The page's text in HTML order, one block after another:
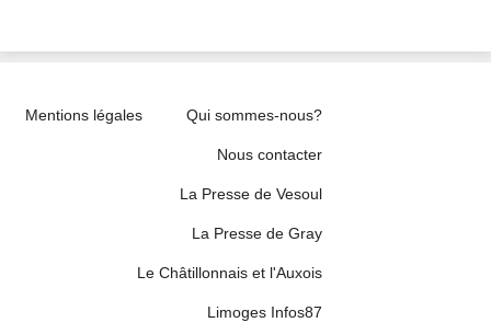
Mentions légales Qui sommes-nous?
Nous contacter
La Presse de Vesoul
La Presse de Gray
Le Châtillonnais et l'Auxois
Limoges Infos87